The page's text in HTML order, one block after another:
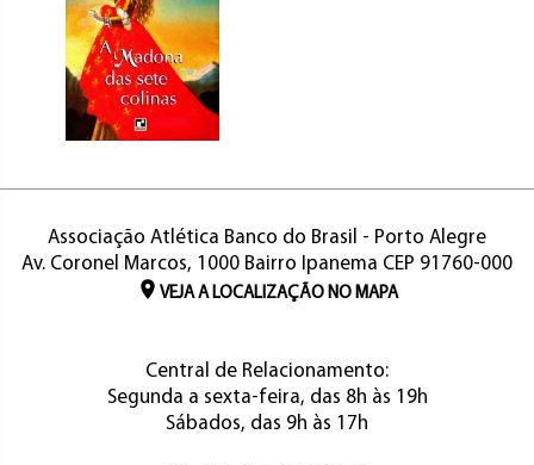
Associação Atlética Banco do Brasil - Porto Alegre
Av. Coronel Marcos, 1000 Bairro Ipanema CEP 91760-000
VEJA A LOCALIZAÇÃO NO MAPA
Central de Relacionamento:
Segunda a sexta-feira, das 8h às 19h
Sábados, das 9h às 17h